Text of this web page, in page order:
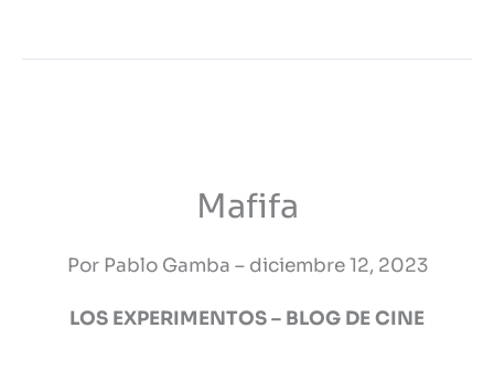
Mafifa
Por Pablo Gamba – diciembre 12, 2023
LOS EXPERIMENTOS – BLOG DE CINE